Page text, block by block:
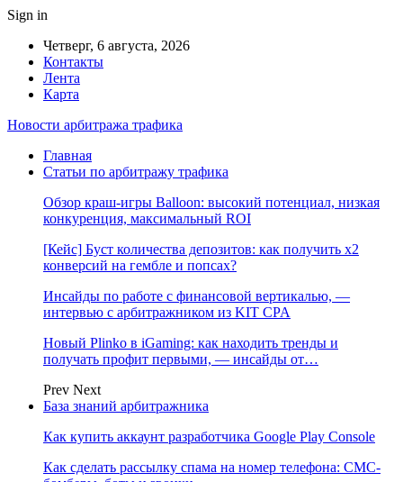
Sign in
Четверг, 6 августа, 2026
Контакты
Лента
Карта
Новости арбитража трафика
Главная
Статьи по арбитражу трафика
Обзор краш-игры Balloon: высокий потенциал, низкая
конкуренция, максимальный ROI
[Кейс] Буст количества депозитов: как получить х2
конверсий на гембле и попсах?
Инсайды по работе с финансовой вертикалью, —
интервью с арбитражником из KIT CPA
Новый Plinko в iGaming: как находить тренды и
получать профит первыми, — инсайды от…
Prev Next
База знаний арбитражника
Как купить аккаунт разработчика Google Play Console
Как сделать рассылку спама на номер телефона: СМС-